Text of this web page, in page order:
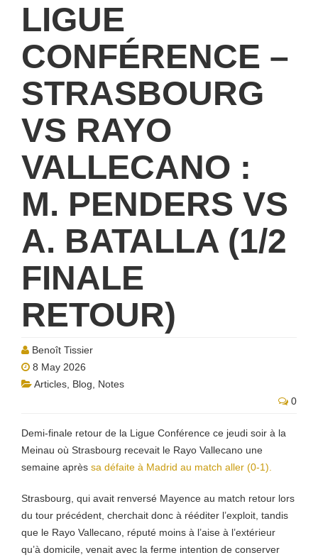
LIGUE
CONFÉRENCE –
STRASBOURG
VS RAYO
VALLECANO :
M. PENDERS VS
A. BATALLA (1/2
FINALE
RETOUR)
Benoît Tissier
8 May 2026
Articles Blog
Notes
0
Demi-finale retour de la Ligue Conférence ce jeudi soir à la
Meinau où Strasbourg recevait le Rayo Vallecano une
semaine après sa défaite à Madrid au match aller (0-1).
Strasbourg, qui avait renversé Mayence au match retour lors
du tour précédent, cherchait donc à rééditer l’exploit, tandis
que le Rayo Vallecano, réputé moins à l’aise à l’extérieur
qu’à domicile, venait avec la ferme intention de conserver